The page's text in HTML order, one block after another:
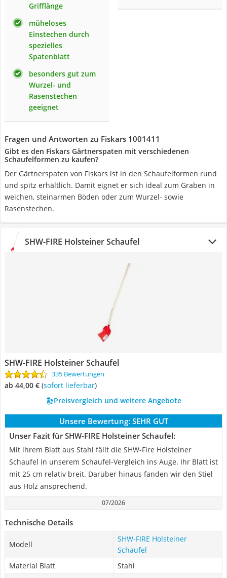
Grifflänge
müheloses
Einstechen durch
spezielles
Spatenblatt
besonders gut zum
Wurzel- und
Rasenstechen
geeignet
Fragen und Antworten zu Fiskars 1001411
Gibt es den Fiskars Gärtnerspaten mit verschiedenen
Schaufelformen zu kaufen?
Der Gärtnerspaten von Fiskars ist in den Schaufelformen rund
und spitz erhältlich. Damit eignet er sich ideal zum Graben in
weichen, steinarmen Böden oder zum Wurzel- sowie
Rasenstechen.
SHW-FIRE Holsteiner Schaufel
SHW-FIRE Holsteiner Schaufel
335 Bewertungen
ab 44,00 € ( Sofort lieferbar)
Preisvergleich und weitere Angebote
Unsere Bewertung: SEHR GUT
Unser Fazit für SHW-FIRE Holsteiner Schaufel:
Mit ihrem Blatt aus Stahl fällt die SHW-Fire Holsteiner
Schaufel in unserem Schaufel-Vergleich ins Auge. Ihr Blatt ist
mit 25 cm relativ breit. Darüber hinaus fanden wir den Stiel
aus Holz ansprechend.
07/2026
Technische Details
Modell
SHW-FIRE Holsteiner
Schaufel
Material Blatt
Stahl